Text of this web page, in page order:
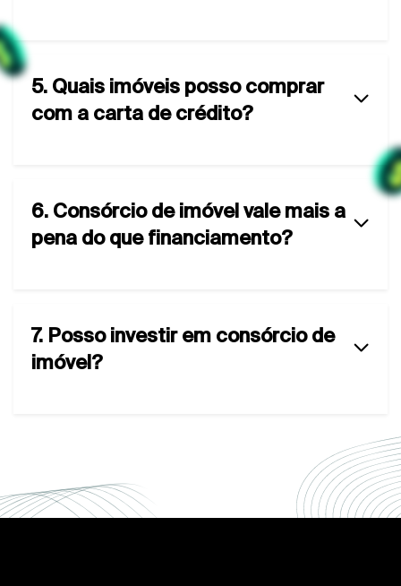
5. Quais imóveis posso comprar
com a carta de crédito?
6. Consórcio de imóvel vale mais a
pena do que financiamento?
7. Posso investir em consórcio de
imóvel?